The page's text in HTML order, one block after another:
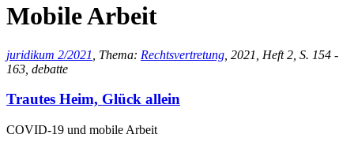
Mobile Arbeit
juridikum 2/2021 , Thema: Rechtsvertretung , 2021, Heft 2, S. 154 -
163, debatte
Trautes Heim, Glück allein
COVID-19 und mobile Arbeit